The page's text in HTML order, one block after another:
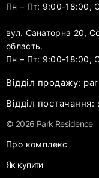
Пн – Пт: 9:00-18:00,
вул. Санаторна 20,
область.
Пн – Пт: 9:00-18:00,
Відділ продажу:
Відділ
© 2026 Park Residence
Про комплекс
Як купити